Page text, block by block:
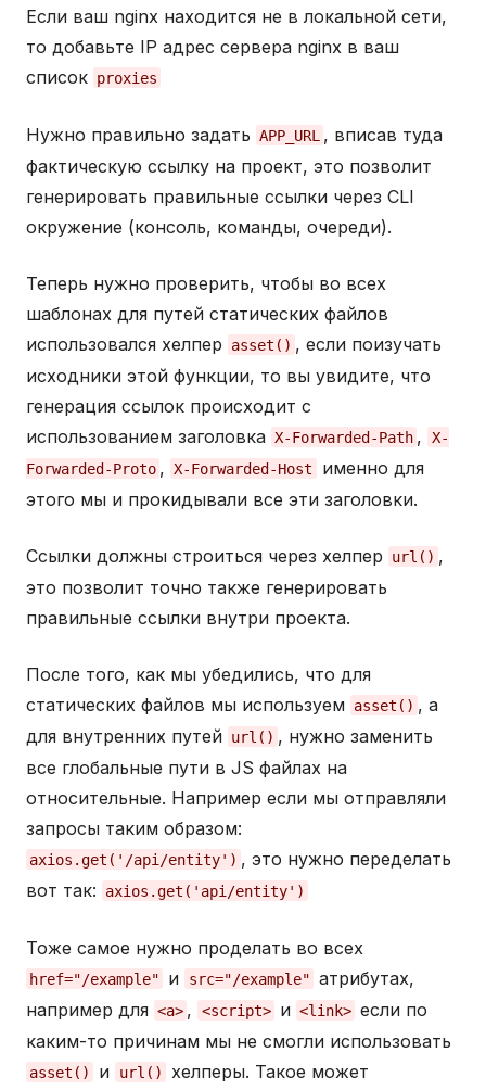
Если ваш nginx находится не в локальной сети,
то добавьте IP адрес сервера nginx в ваш
список proxies
Нужно правильно задать APP_URL , вписав туда
фактическую ссылку на проект, это позволит
генерировать правильные ссылки через CLI
окружение (консоль, команды, очереди).
Теперь нужно проверить, чтобы во всех
шаблонах для путей статических файлов
использовался хелпер
asset() , если поизучать
исходники этой функции, то вы увидите, что
генерация ссылок происходит с
использованием заголовка X-Forwarded-Path ,
X-
Forwarded-Proto , X-Forwarded-Host
именно для
этого мы и прокидывали все эти заголовки.
Ссылки должны строиться через хелпер url() ,
это позволит точно также генерировать
правильные ссылки внутри проекта.
После того, как мы убедились, что для
статических файлов мы используем asset() , а
для внутренних путей url() , нужно заменить
все глобальные пути в JS файлах на
относительные. Например если мы отправляли
запросы таким образом:
axios.get('/api/entity') , это нужно переделать
вот так:
axios.get('api/entity')
Тоже самое нужно проделать во всех
href="/example" и src="/example" атрибутах,
например для <a> , <script> и <link> если по
каким-то причинам мы не смогли использовать
asset() и url()
хелперы. Такое может